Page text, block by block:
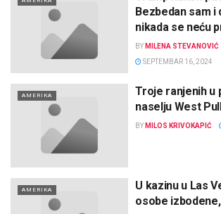
Bezbedan sam i
nikada se neću
BY MILENA STEVANOVIĆ
SEPTEMBAR 16, 2024
AMERIKA
Troje ranjenih u
naselju West
BY MILOS KRIVOKAPIĆ
AMERIKA
U kazinu u Las
osobe